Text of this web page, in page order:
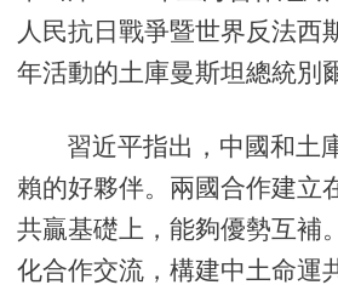
人民抗日戰爭暨世界反法西
年活動的土庫曼斯坦總統別
習近平指出，中國和土
賴的好夥伴。兩國合作建立
共贏基礎上，能夠優勢互補
化合作交流，構建中土命運